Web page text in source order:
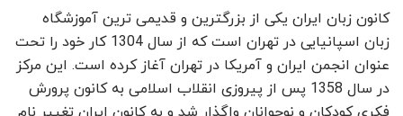
کانون زبان ایران یکی از بزرگترین و قدیمی ترین آموزشگاه
زبان اسپانیایی در تهران است که از سال 1304 کار خود را تحت
عنوان انجمن ایران و آمریکا در تهران آغاز کرده است. این مرکز
در سال 1358 پس از پیروزی انقلاب اسلامی به کانون پرورش
فکری کودکان و نوجوانان واگذار شد و به کانون ایران تغییر نام